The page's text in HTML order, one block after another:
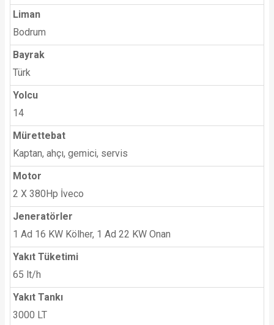
Liman
Bodrum
Bayrak
Türk
Yolcu
14
Mürettebat
Kaptan, ahçı, gemici, servis
Motor
2 X 380Hp İveco
Jeneratörler
1 Ad 16 KW Kölher, 1 Ad 22 KW Onan
Yakıt Tüketimi
65 lt/h
Yakıt Tankı
3000 LT